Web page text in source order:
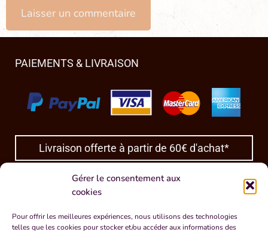
Gérer le consentement aux
cookies
Pour offrir les meilleures expériences, nous utilisons des technologies
telles que les cookies pour stocker et/ou accéder aux informations des
PAIEMENTS & LIVRAISON
Livraison offerte à partir de 60€ d'achat*
INFORMATIONS
Contact
FAQ
Politique de confidentialité
Conditions Générales de Vente